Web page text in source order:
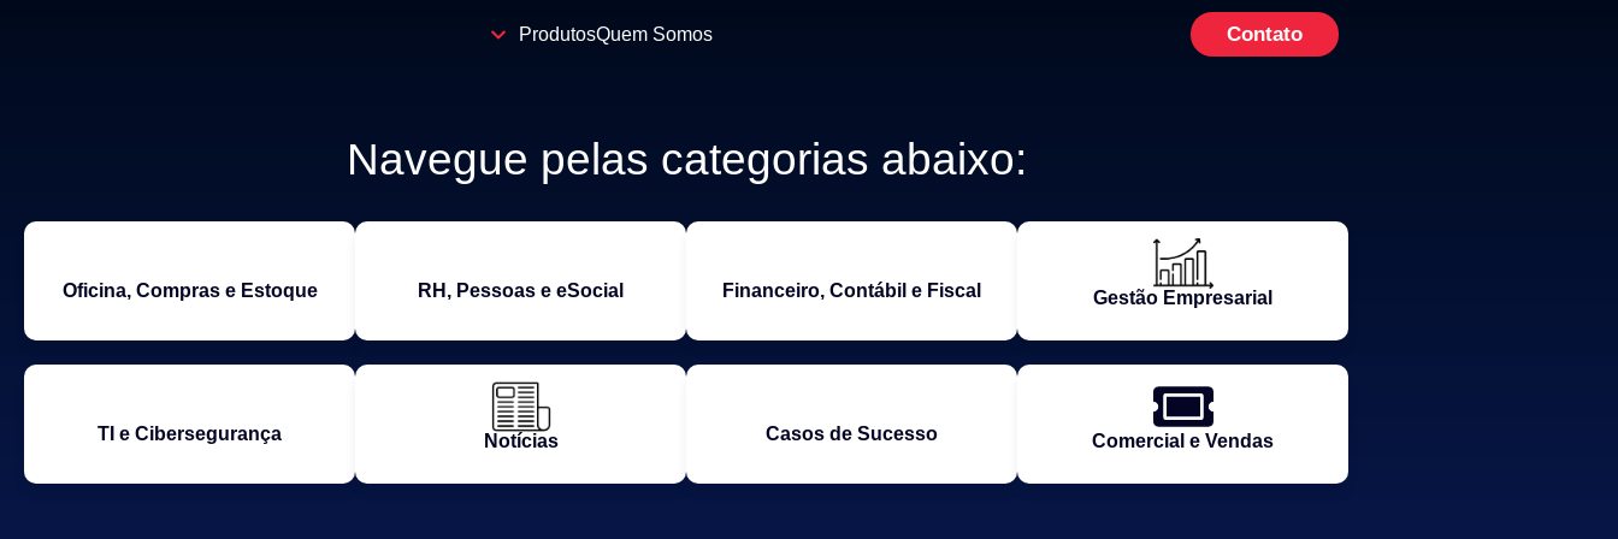
ProdutosQuem Somos Contato
Navegue pelas categorias abaixo:
Oficina, Compras e Estoque RH, Pessoas e eSocial Financeiro, Contábil e Fiscal Gestão Empresarial
TI e Cibersegurança Notícias Casos de Sucesso Comercial e Vendas